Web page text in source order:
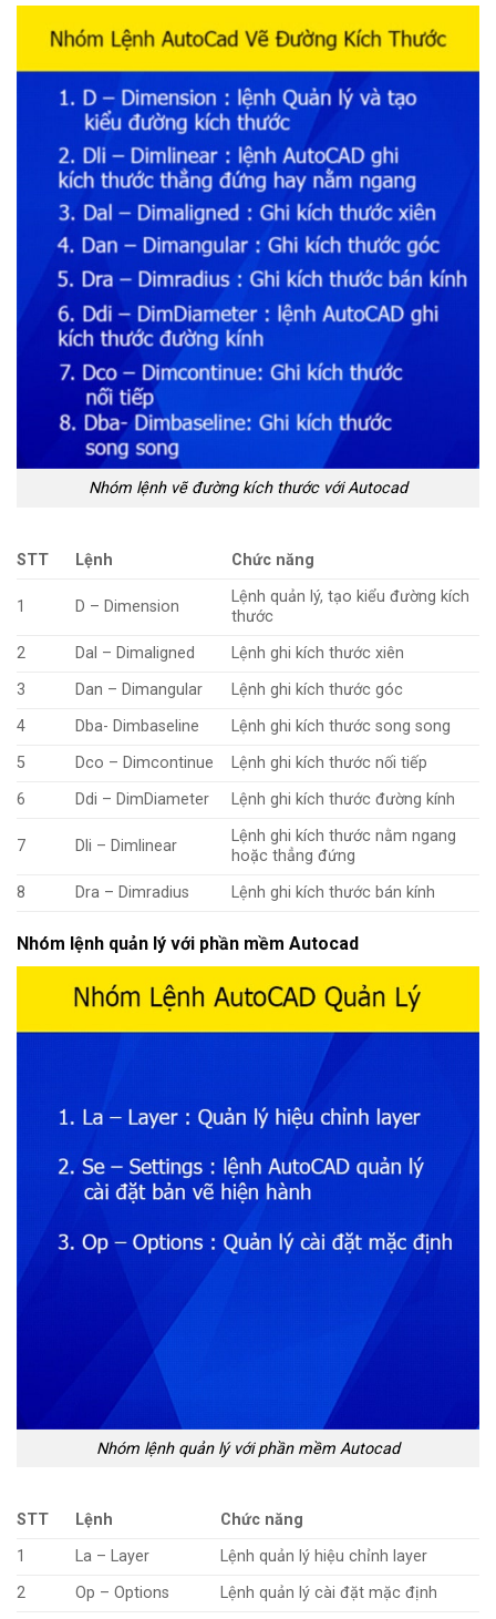
Nhóm lệnh vẽ đường kích thước với Autocad
STT Lệnh Chức năng
1 D – Dimension
Lệnh quản lý, tạo kiểu đường kích
thước
2
Dal – Dimaligned
Lệnh ghi kích thước xiên
3
Dan – Dimangular
Lệnh ghi kích thước góc
4
Dba- Dimbaseline
Lệnh ghi kích thước song song
5
Dco – Dimcontinue
Lệnh ghi kích thước nối tiếp
6
Ddi – DimDiameter Lệnh ghi kích thước đường kính
7 Dli – Dimlinear
Lệnh ghi kích thước nằm ngang
hoặc thẳng đứng
8
Dra – Dimradius Lệnh ghi kích thước bán kính
Nhóm lệnh quản lý với phần mềm Autocad
Nhóm lệnh quản lý với phần mềm Autocad
STT Lệnh
Chức năng
1
La – Layer
Lệnh quản lý hiệu chỉnh layer
2
Op – Options Lệnh quản lý cài đặt mặc định